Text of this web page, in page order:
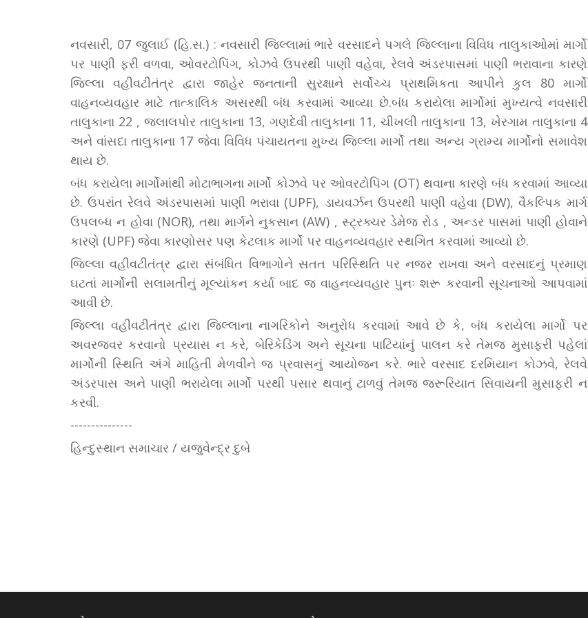
નવસારી, 07 જુલાઈ (હિ.સ.) : નવસારી જિલ્લામાં ભારે વરસાદને પગલે જિલ્લાના વિવિધ તાલુકાઓમાં માર્ગો
પર પાણી ફરી વળવા, ઓવરટોપિંગ, કોઝવે ઉપરથી પાણી વહેવા, રેલવે અંડરપાસમાં પાણી ભરાવાના કારણે
જિલ્લા વહીવટીતંત્ર દ્વારા જાહેર જનતાની સુરક્ષાને સર્વોચ્ચ પ્રાથમિકતા આપીને કુલ 80 માર્ગો
વાહનવ્યવહાર માટે તાત્કાલિક અસરથી બંધ કરવામાં આવ્યા છે.બંધ કરાયેલા માર્ગોમાં મુખ્યત્વે નવસારી
તાલુકાના 22 , જલાલપોર તાલુકાના 13, ગણદેવી તાલુકાના 11, ચીખલી તાલુકાના 13, ખેરગામ તાલુકાના 4
અને વાંસદા તાલુકાના 17 જેવા વિવિધ પંચાયતના મુખ્ય જિલ્લા માર્ગો તથા અન્ય ગ્રામ્ય માર્ગોનો સમાવેશ
થાય છે.
બંધ કરાયેલા માર્ગોમાંથી મોટાભાગના માર્ગો કોઝવે પર ઓવરટોપિંગ (OT) થવાના કારણે બંધ કરવામાં આવ્યા
છે. ઉપરાંત રેલવે અંડરપાસમાં પાણી ભરાવા (UPF), ડાયવર્ઝન ઉપરથી પાણી વહેવા (DW), વૈકલ્પિક માર્ગ
ઉપલબ્ધ ન હોવા (NOR), તથા માર્ગને નુકસાન (AW) , સ્ટ્રક્ચર ડેમેજ રોડ , અન્ડર પાસમાં પાણી હોવાને
કારણે (UPF) જેવા કારણોસર પણ કેટલાક માર્ગો પર વાહનવ્યવહાર સ્થગિત કરવામાં આવ્યો છે.
જિલ્લા વહીવટીતંત્ર દ્વારા સંબંધિત વિભાગોને સતત પરિસ્થિતિ પર નજર રાખવા અને વરસાદનું પ્રમાણ
ઘટતાં માર્ગોની સલામતીનું મૂલ્યાંકન કર્યા બાદ જ વાહનવ્યવહાર પુનઃ શરૂ કરવાની સૂચનાઓ આપવામાં
આવી છે.
જિલ્લા વહીવટીતંત્ર દ્વારા જિલ્લાના નાગરિકોને અનુરોધ કરવામાં આવે છે કે, બંધ કરાયેલા માર્ગો પર
અવરજવર કરવાનો પ્રયાસ ન કરે, બેરિકેડિંગ અને સૂચના પાટિયાંનું પાલન કરે તેમજ મુસાફરી પહેલાં
માર્ગોની સ્થિતિ અંગે માહિતી મેળવીને જ પ્રવાસનું આયોજન કરે. ભારે વરસાદ દરમિયાન કોઝવે, રેલવે
અંડરપાસ અને પાણી ભરાયેલા માર્ગો પરથી પસાર થવાનું ટાળવું તેમજ જરૂરિયાત સિવાયની મુસાફરી ન
કરવી.
---------------
હિન્દુસ્થાન સમાચાર / યજુવેન્દ્ર દુબે